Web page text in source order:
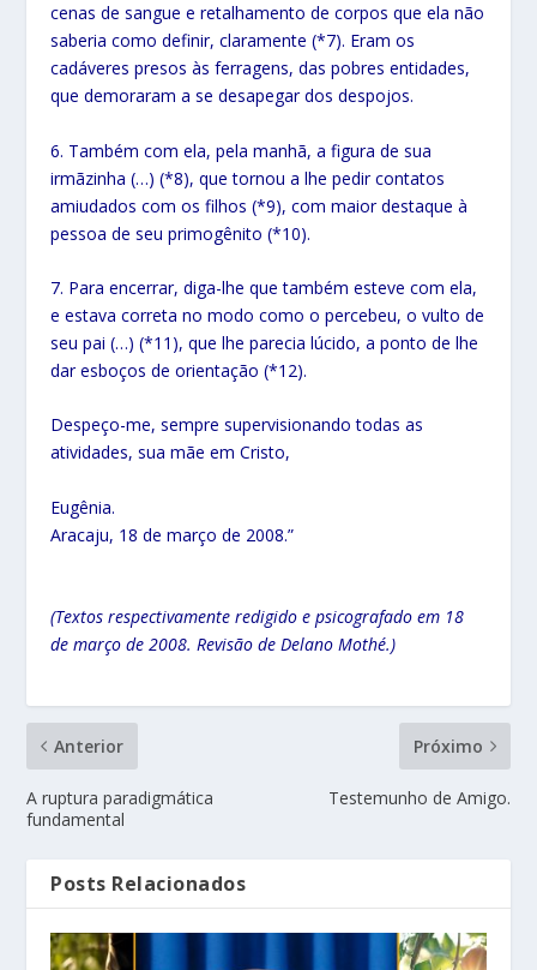
cenas de sangue e retalhamento de corpos que ela não
saberia como definir, claramente (*7). Eram os
cadáveres presos às ferragens, das pobres entidades,
que demoraram a se desapegar dos despojos.
6. Também com ela, pela manhã, a figura de sua
irmãzinha (…) (*8), que tornou a lhe pedir contatos
amiudados com os filhos (*9), com maior destaque à
pessoa de seu primogênito (*10).
7. Para encerrar, diga-lhe que também esteve com ela,
e estava correta no modo como o percebeu, o vulto de
seu pai (…) (*11), que lhe parecia lúcido, a ponto de lhe
dar esboços de orientação (*12).
Despeço-me, sempre supervisionando todas as
atividades, sua mãe em Cristo,
Eugênia.
Aracaju, 18 de março de 2008.”
(Textos respectivamente redigido e psicografado em 18
de março de 2008. Revisão de Delano Mothé.)
Anterior
A ruptura paradigmática
fundamental
Próximo
Testemunho de Amigo.
Posts Relacionados